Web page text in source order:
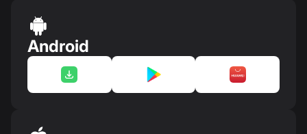
Android